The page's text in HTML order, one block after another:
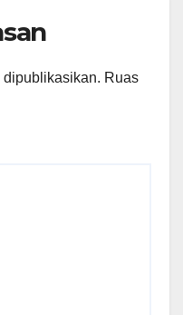
dipublikasikan. Ruas